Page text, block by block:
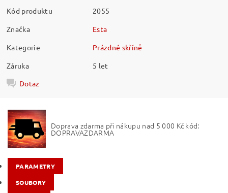
Kód produktu
2055
Značka
Esta
Kategorie
Prázdné skříně
Záruka
5 let
Dotaz
Doprava zdarma při nákupu nad 5 000 Kč kód:
DOPRAVAZDARMA
PARAMETRY
SOUBORY